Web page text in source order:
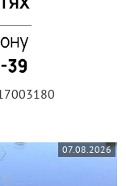
07.08.2026